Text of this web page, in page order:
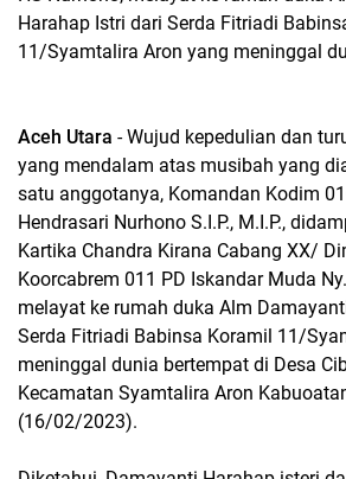
Harahap Istri dari Serda Fitriadi
11/Syamtalira Aron yang meninggal
Aceh Utara - Wujud kepedulian dan
yang mendalam atas musibah yang
satu anggotanya, Komandan Kodim
Hendrasari Nurhono S.I.P., M.I.P.,
Kartika Chandra Kirana Cabang XX/
Koorcabrem 011 PD Iskandar Muda
melayat ke rumah duka Alm
Serda Fitriadi Babinsa Koramil 11/
meninggal dunia bertempat di Desa
Kecamatan Syamtalira Aron
(16/02/2023).